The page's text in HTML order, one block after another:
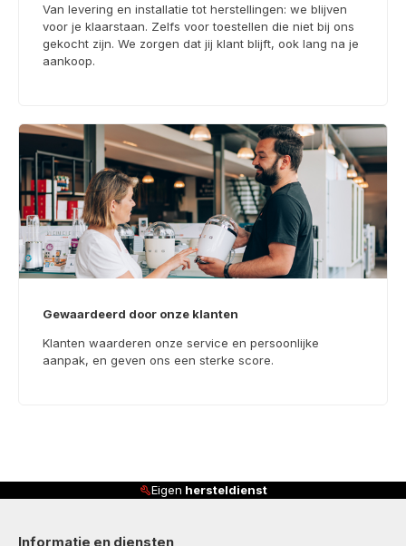
Van levering en installatie tot herstellingen: we blijven
voor je klaarstaan. Zelfs voor toestellen die niet bij ons
gekocht zijn. We zorgen dat jij klant blijft, ook lang na je
aankoop.
Gewaardeerd door onze klanten
Klanten waarderen onze service en persoonlijke
aanpak, en geven ons een sterke score.
Klanten beoordelen ons met
Informatie en diensten